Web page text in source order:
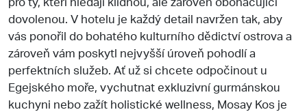
dovolenou. V hotelu je každý detail navržen tak, aby
vás ponořil do bohatého kulturního dědictví ostrova a
zároveň vám poskytl nejvyšší úroveň pohodlí a
perfektních služeb. Ať už si chcete odpočinout u
Egejského moře, vychutnat exkluzivní gurmánskou
kuchyni nebo zažít holistické wellness, Mosay Kos je